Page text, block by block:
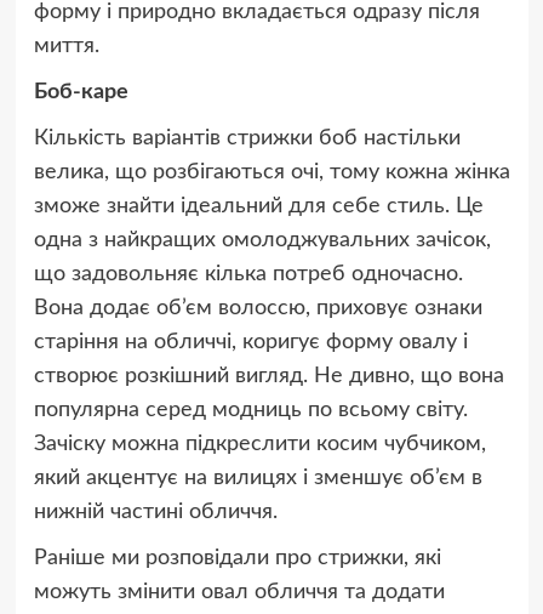
форму і природно вкладається одразу після
миття.
Боб-каре
Кількість варіантів стрижки боб настільки
велика, що розбігаються очі, тому кожна жінка
зможе знайти ідеальний для себе стиль. Це
одна з найкращих омолоджувальних зачісок,
що задовольняє кілька потреб одночасно.
Вона додає об’єм волоссю, приховує ознаки
старіння на обличчі, коригує форму овалу і
створює розкішний вигляд. Не дивно, що вона
популярна серед модниць по всьому світу.
Зачіску можна підкреслити косим чубчиком,
який акцентує на вилицях і зменшує об’єм в
нижній частині обличчя.
Раніше ми розповідали про стрижки, які
можуть змінити овал обличчя та додати